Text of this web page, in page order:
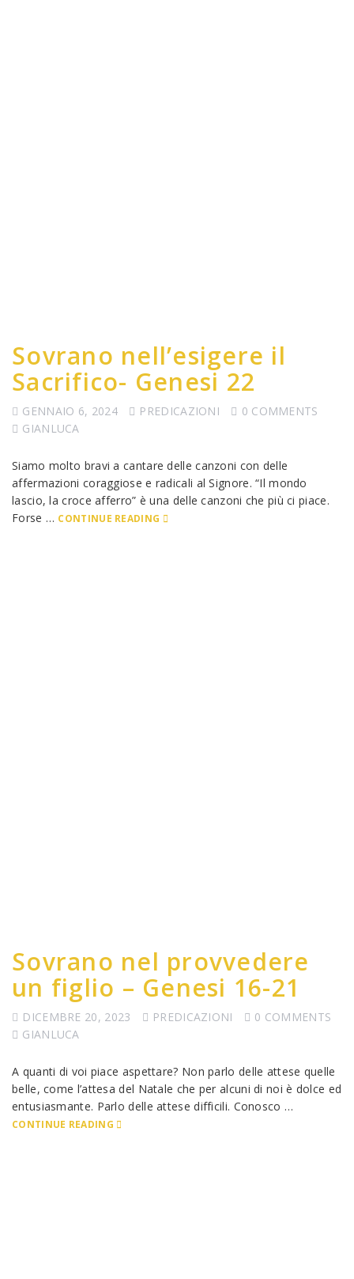
Sovrano nell’esigere il
Sacrifico- Genesi 22
GENNAIO 6, 2024 PREDICAZIONI
0 COMMENTS
GIANLUCA
Siamo molto bravi a cantare delle canzoni con delle
affermazioni coraggiose e radicali al Signore. “Il mondo
lascio, la croce afferro” è una delle canzoni che più ci piace.
Forse … CONTINUE READING
Sovrano nel provvedere
un figlio – Genesi 16-21
DICEMBRE 20, 2023 PREDICAZIONI
0 COMMENTS
GIANLUCA
A quanti di voi piace aspettare? Non parlo delle attese quelle
belle, come l’attesa del Natale che per alcuni di noi è dolce ed
entusiasmante. Parlo delle attese difficili. Conosco …
CONTINUE READING